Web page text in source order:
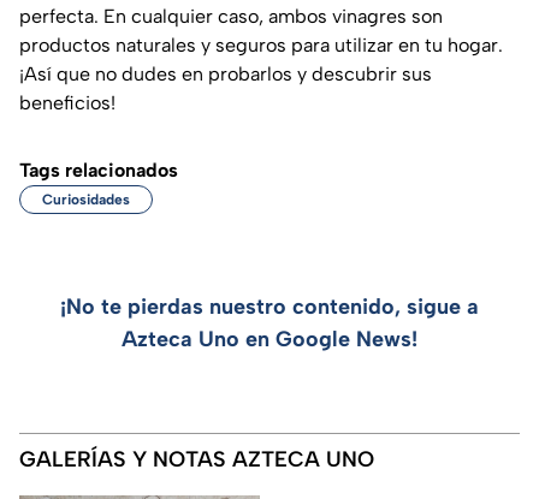
perfecta. En cualquier caso, ambos vinagres son
productos naturales y seguros para utilizar en tu hogar.
¡Así que no dudes en probarlos y descubrir sus
beneficios!
Tags relacionados
Curiosidades
¡No te pierdas nuestro contenido, sigue a
Azteca Uno en Google News!
GALERÍAS Y NOTAS AZTECA UNO